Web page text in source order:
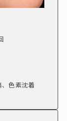
色素沈着